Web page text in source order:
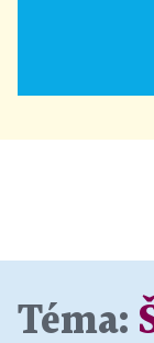
Téma: